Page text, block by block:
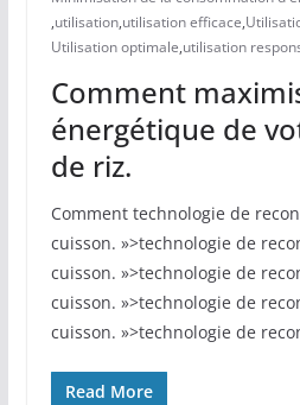
,utilisation,utilisation efficace,
Utilisation optimale,utilisation
Comment
énergétique de
de riz.
Comment technologie de
cuisson. »>technologie de
cuisson. »>technologie de
cuisson. »>technologie de
cuisson. »>technologie de
Read More